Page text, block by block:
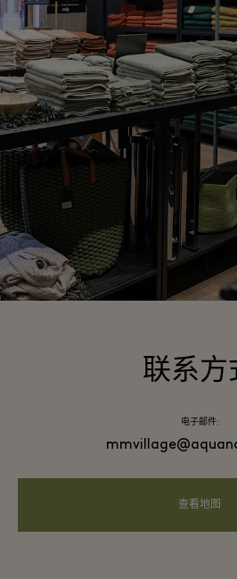
联系方
电子邮件:
查看地图